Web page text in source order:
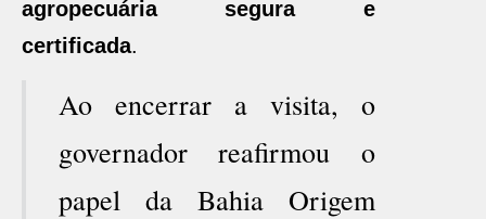
agropecuária segura e
certificada.
Ao encerrar a visita, o
governador reafirmou o
papel da Bahia Origem